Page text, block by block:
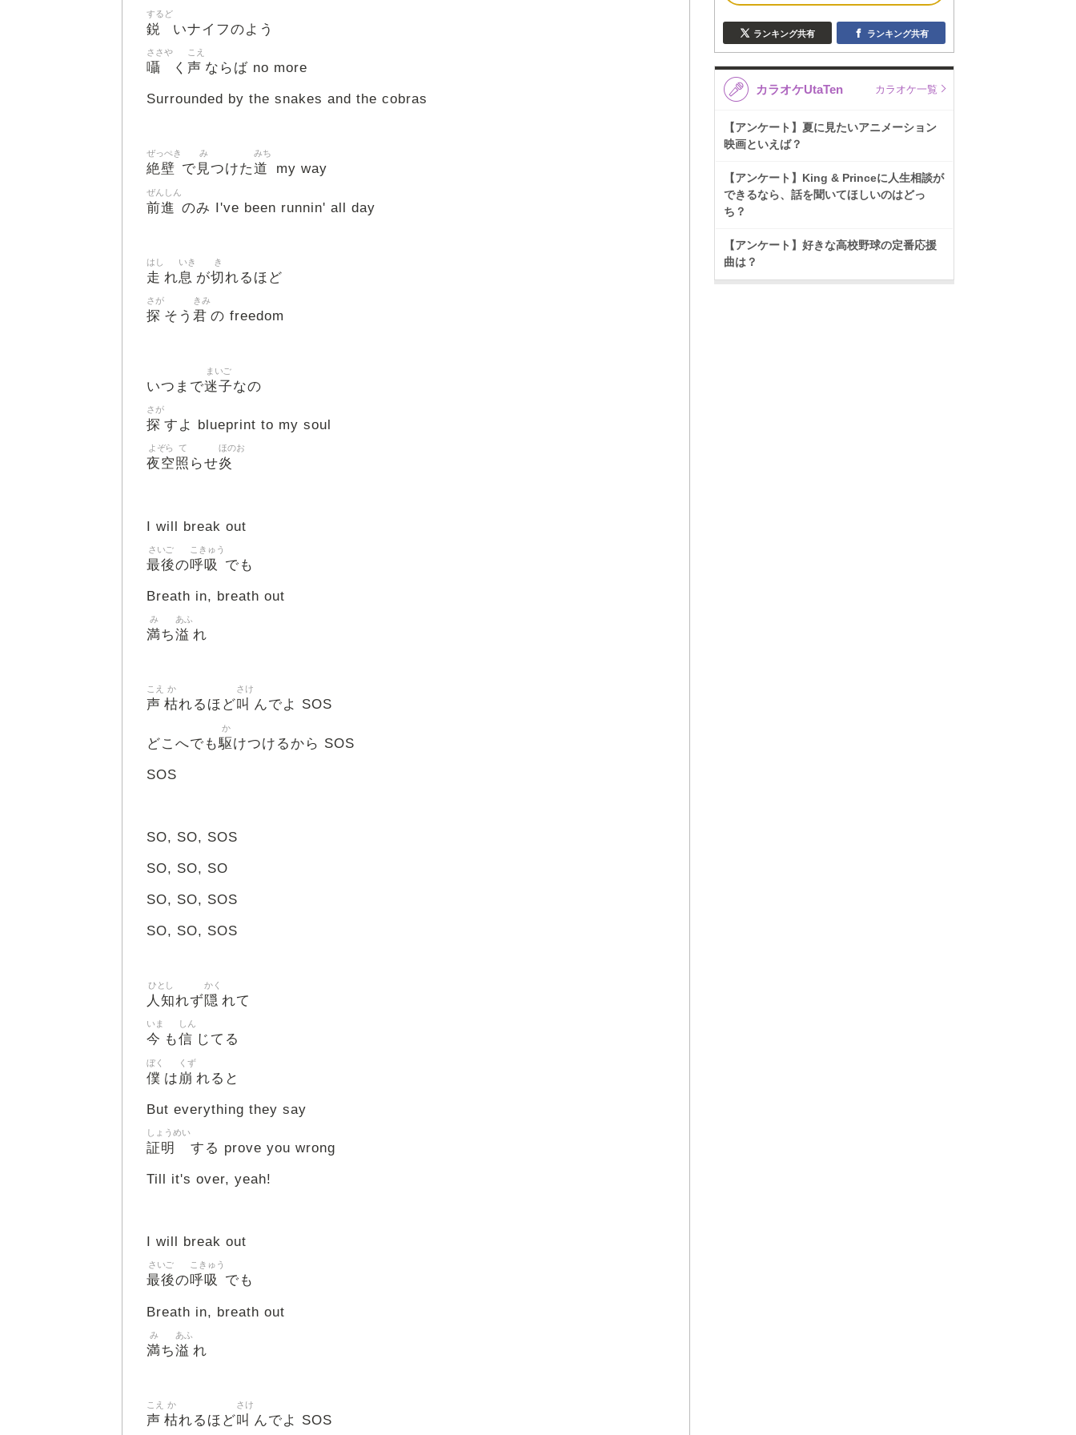
鋭
するど
いナイフのよう
囁
ささや
く 声
こえ
ならば no more
Surrounded by the snakes and the cobras
絶壁
ぜっぺき
で 見
み
つけた道
みち
my way
前進
ぜんしん
のみ I've been runnin' all day
走
はし
れ息
いき
が切
き
れるほど
探
さが
そう 君
きみ
の freedom
いつまで迷子
まいご
なの
探
さが
すよ blueprint to my soul
夜空
よぞら
照
て
らせ炎
ほのお
I will break out
最後
さいご
の呼吸
こきゅう
でも
Breath in, breath out
満
み
ち溢
あふ
れ
声
こえ
枯
か
れるほど叫
さけ
んでよ SOS
どこへでも駆
か
けつけるから SOS
SOS
SO, SO, SOS
SO, SO, SO
SO, SO, SOS
SO, SO, SOS
人知
ひとし
れず 隠
かく
れて
今
いま
も信
しん
じてる
僕
ぼく
は 崩
くず
れると
But everything they say
証明
しょうめい
する prove you wrong
Till it's over, yeah!
I will break out
最後
さいご
の呼吸
こきゅう
でも
Breath in, breath out
満
み
ち溢
あふ
れ
声
こえ
枯
か
れるほど叫
さけ
んでよ SOS
ランキング共有 ランキング共有
カラオケUtaTen カラオケ一覧
【アンケート】夏に見たいアニメーション
映画といえば？
【アンケート】King & Princeに人生相談が
できるなら、話を聞いてほしいのはどっ
ち？
【アンケート】好きな高校野球の定番応援
曲は？